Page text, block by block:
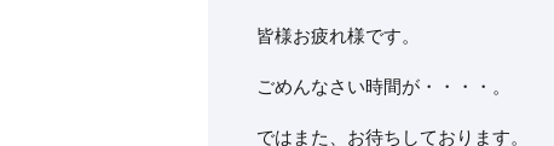
皆様お疲れ様です。
ごめんなさい時間が・・・・。
ではまた、お待ちしております。